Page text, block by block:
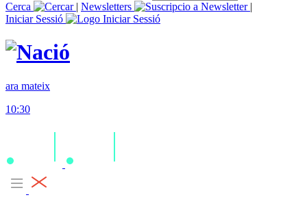
Cerca
| Newsletters
|
Iniciar Sessió
ara mateix
10:30